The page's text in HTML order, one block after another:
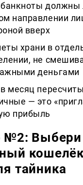
банкноты должны
направлении
вверх
храни в
не
деньгами
месяц
— это
прибыль
№2: Выбери
тайника